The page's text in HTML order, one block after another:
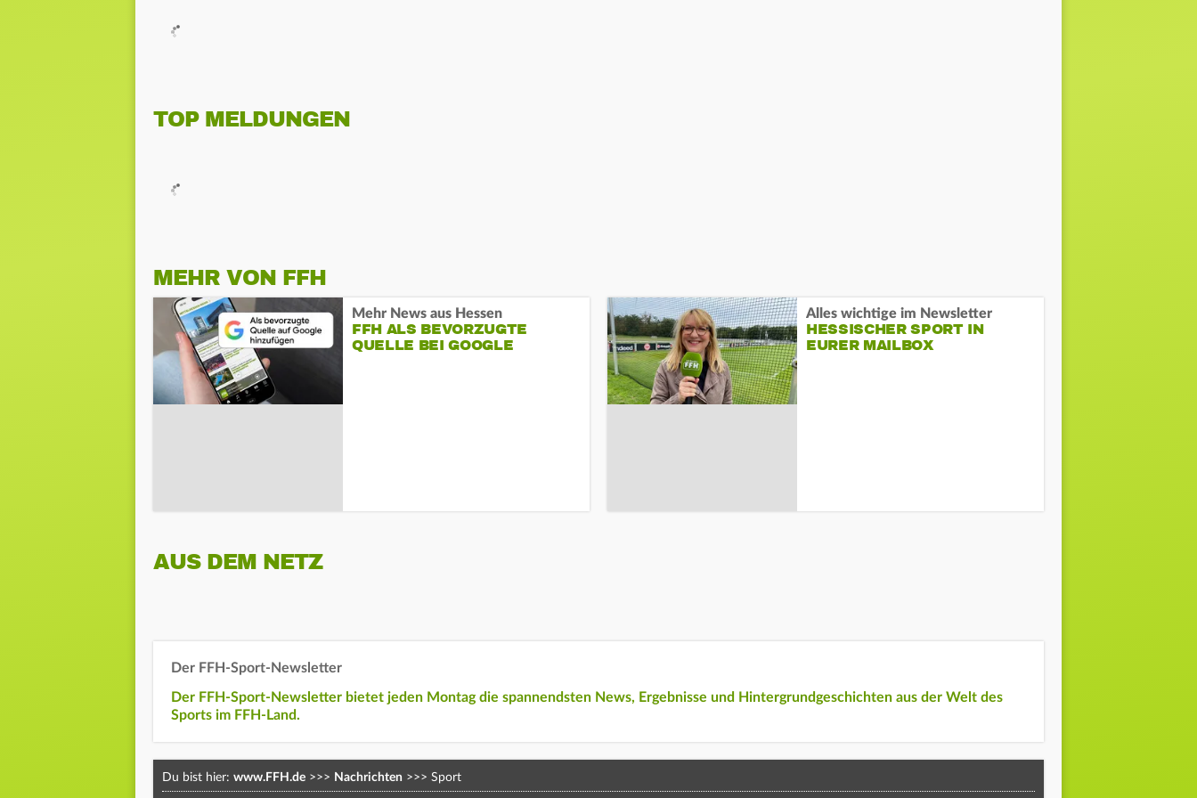
TOP MELDUNGEN
MEHR VON FFH
Mehr News aus Hessen
FFH ALS BEVORZUGTE
QUELLE BEI GOOGLE
Alles wichtige im Newsletter
HESSISCHER SPORT IN
EURER MAILBOX
AUS DEM NETZ
Der FFH-Sport-Newsletter
Der FFH-Sport-Newsletter bietet jeden Montag die spannendsten News, Ergebnisse und Hintergrundgeschichten aus der Welt des
Sports im FFH-Land.
Du bist hier: www.FFH.de >>> Nachrichten >>> Sport